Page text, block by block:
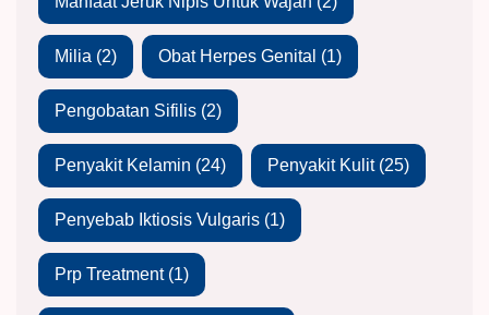
Milia (2) Obat Herpes Genital (1)
Pengobatan Sifilis (2)
Penyakit Kelamin (24) Penyakit Kulit(25)
Penyebab Iktiosis Vulgaris (1)
Prp Treatment(1)